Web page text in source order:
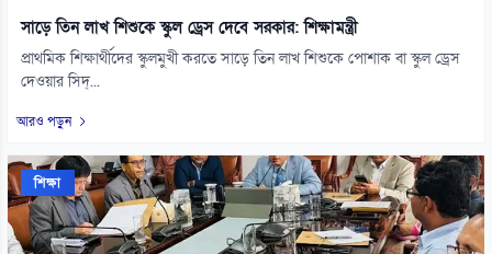
সাড়ে তিন লাখ শিশুকে স্কুল ড্রেস দেবে সরকার: শিক্ষামন্ত্রী
প্রাথমিক শিক্ষার্থীদের স্কুলমুখী করতে সাড়ে তিন লাখ শিশুকে পোশাক বা স্কুল ড্রেস
দেওয়ার সিদ্...
আরও পড়ুন
শিক্ষা